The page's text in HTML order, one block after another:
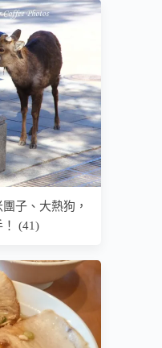
子、大熱狗，
(41)